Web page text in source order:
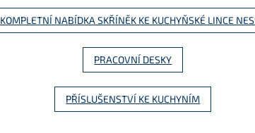
KOMPLETNÍ NABÍDKA SKŘÍNĚK KE KUCHYŇSKÉ LINCE
PRACOVNÍ DESKY
PŘÍSLUŠENSTVÍ KE KUCHYNÍM